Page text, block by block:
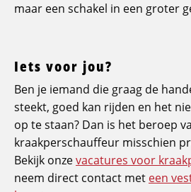
maar een schakel in een groter
Iets voor jou?
Ben je iemand die graag de
steekt, goed kan rijden en het
op te staan? Dan is het beroep
kraakperschauffeur misschien
Bekijk onzevacatures voor
neem direct contact met een